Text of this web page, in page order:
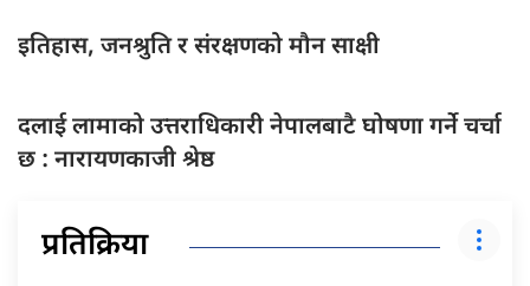
इतिहास, जनश्रुति र संरक्षणको मौन साक्षी
दलाई लामाको उत्तराधिकारी नेपालबाटै घोषणा गर्ने चर्चा
छ : नारायणकाजी श्रेष्ठ
प्रतिक्रिया